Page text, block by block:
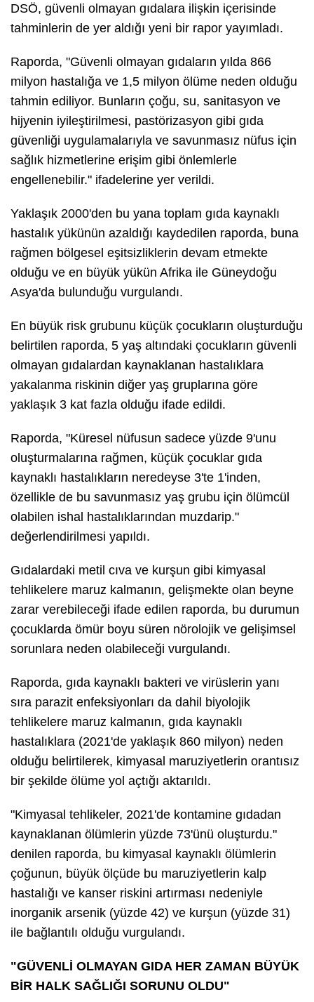
DSÖ, güvenli olmayan gıdalara ilişkin içerisinde
tahminlerin de yer aldığı yeni bir rapor yayımladı.
Raporda, "Güvenli olmayan gıdaların yılda 866
milyon hastalığa ve 1,5 milyon ölüme neden olduğu
tahmin ediliyor. Bunların çoğu, su, sanitasyon ve
hijyenin iyileştirilmesi, pastörizasyon gibi gıda
güvenliği uygulamalarıyla ve savunmasız nüfus için
sağlık hizmetlerine erişim gibi önlemlerle
engellenebilir." ifadelerine yer verildi.
Yaklaşık 2000'den bu yana toplam gıda kaynaklı
hastalık yükünün azaldığı kaydedilen raporda, buna
rağmen bölgesel eşitsizliklerin devam etmekte
olduğu ve en büyük yükün Afrika ile Güneydoğu
Asya'da bulunduğu vurgulandı.
En büyük risk grubunu küçük çocukların oluşturduğu
belirtilen raporda, 5 yaş altındaki çocukların güvenli
olmayan gıdalardan kaynaklanan hastalıklara
yakalanma riskinin diğer yaş gruplarına göre
yaklaşık 3 kat fazla olduğu ifade edildi.
Raporda, "Küresel nüfusun sadece yüzde 9'unu
oluşturmalarına rağmen, küçük çocuklar gıda
kaynaklı hastalıkların neredeyse 3'te 1'inden,
özellikle de bu savunmasız yaş grubu için ölümcül
olabilen ishal hastalıklarından muzdarip."
değerlendirilmesi yapıldı.
Gıdalardaki metil cıva ve kurşun gibi kimyasal
tehlikelere maruz kalmanın, gelişmekte olan beyne
zarar verebileceği ifade edilen raporda, bu durumun
çocuklarda ömür boyu süren nörolojik ve gelişimsel
sorunlara neden olabileceği vurgulandı.
Raporda, gıda kaynaklı bakteri ve virüslerin yanı
sıra parazit enfeksiyonları da dahil biyolojik
tehlikelere maruz kalmanın, gıda kaynaklı
hastalıklara (2021'de yaklaşık 860 milyon) neden
olduğu belirtilerek, kimyasal maruziyetlerin orantısız
bir şekilde ölüme yol açtığı aktarıldı.
"Kimyasal tehlikeler, 2021'de kontamine gıdadan
kaynaklanan ölümlerin yüzde 73'ünü oluşturdu."
denilen raporda, bu kimyasal kaynaklı ölümlerin
çoğunun, büyük ölçüde bu maruziyetlerin kalp
hastalığı ve kanser riskini artırması nedeniyle
inorganik arsenik (yüzde 42) ve kurşun (yüzde 31)
ile bağlantılı olduğu vurgulandı.
"GÜVENLİ OLMAYAN GIDA HER ZAMAN BÜYÜK
BİR HALK SAĞLIĞI SORUNU OLDU"